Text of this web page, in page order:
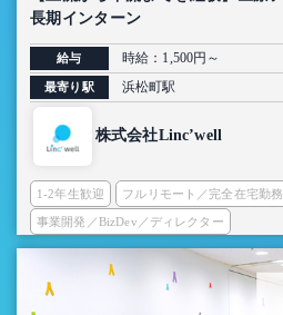
長期インターン
給与 時給：1,500円～
最寄り駅 浜松町駅
株式会社Linc’well
1-2年生歓迎 フルリモート／完全在宅勤務
事業開発／BizDev／ディレクター